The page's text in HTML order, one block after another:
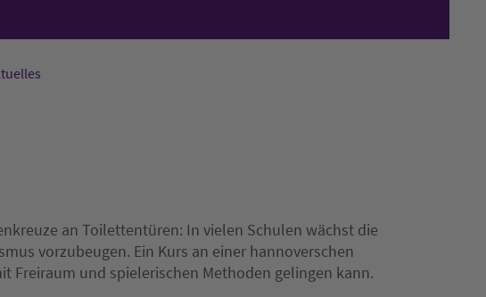
an Toilettentüren: In vielen Schulen wächst die
vorzubeugen. Ein Kurs an einer hannoverschen
Freiraum und spielerischen Methoden gelingen kann.